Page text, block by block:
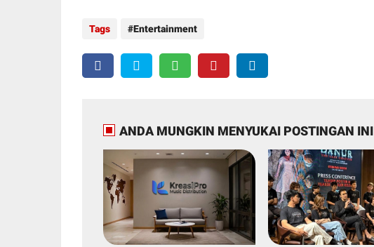
Tags Entertainment
ANDA MUNGKIN MENYUKAI POSTINGAN INI